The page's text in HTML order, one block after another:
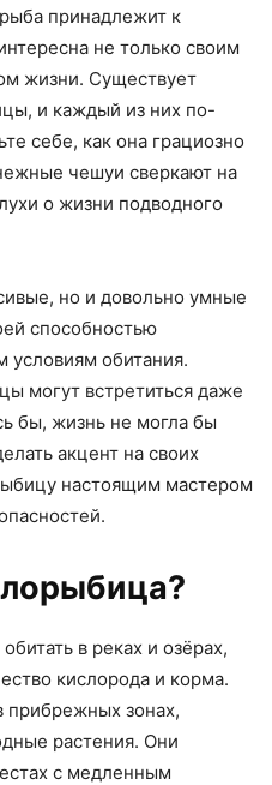
принадлежит к
не только своим
жизни. Существует
и каждый из них по-
себе, как она грациозно
чешуи сверкают на
о жизни подводного
но и довольно умные
способностью
условиям обитания.
могут встретиться даже
бы, жизнь не могла бы
акцент на своих
настоящим мастером
в реках и озёрах,
кислорода и корма.
прибрежных зонах,
растения. Они
с медленным